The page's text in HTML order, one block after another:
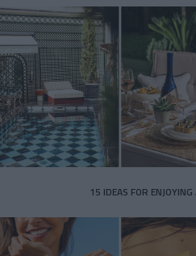
15 IDEAS FOR